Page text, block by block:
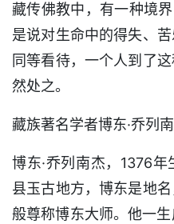
藏传佛教中，有一种境界
是说对生命中的得失、
同等看待，一个人到了
然处之。
藏族著名学者博东·乔列
博东·乔列南杰，1376
县玉古地方，博东是地
般尊称博东大师。他一